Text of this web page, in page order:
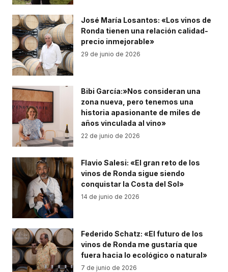
José María Losantos: «Los vinos de
Ronda tienen una relación calidad-
precio inmejorable»
29 de junio de 2026
Bibi García:»Nos consideran una
zona nueva, pero tenemos una
historia apasionante de miles de
años vinculada al vino»
22 de junio de 2026
Flavio Salesi: «El gran reto de los
vinos de Ronda sigue siendo
conquistar la Costa del Sol»
14 de junio de 2026
Federido Schatz: «El futuro de los
vinos de Ronda me gustaría que
fuera hacia lo ecológico o natural»
7 de junio de 2026